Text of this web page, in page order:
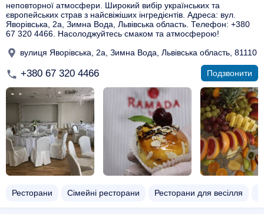
неповторної атмосфери. Широкий вибір українських та
європейських страв з найсвіжіших інгредієнтів. Адреса: вул.
Яворівська, 2а, Зимна Вода, Львівська область. Телефон: +380
67 320 4466. Насолоджуйтесь смаком та атмосферою!
вулиця Яворівська, 2а, Зимна Вода, Львівська область, 81110
+380 67 320 4466 Подзвонити
Ресторани Сімейні ресторани Ресторани для весілля